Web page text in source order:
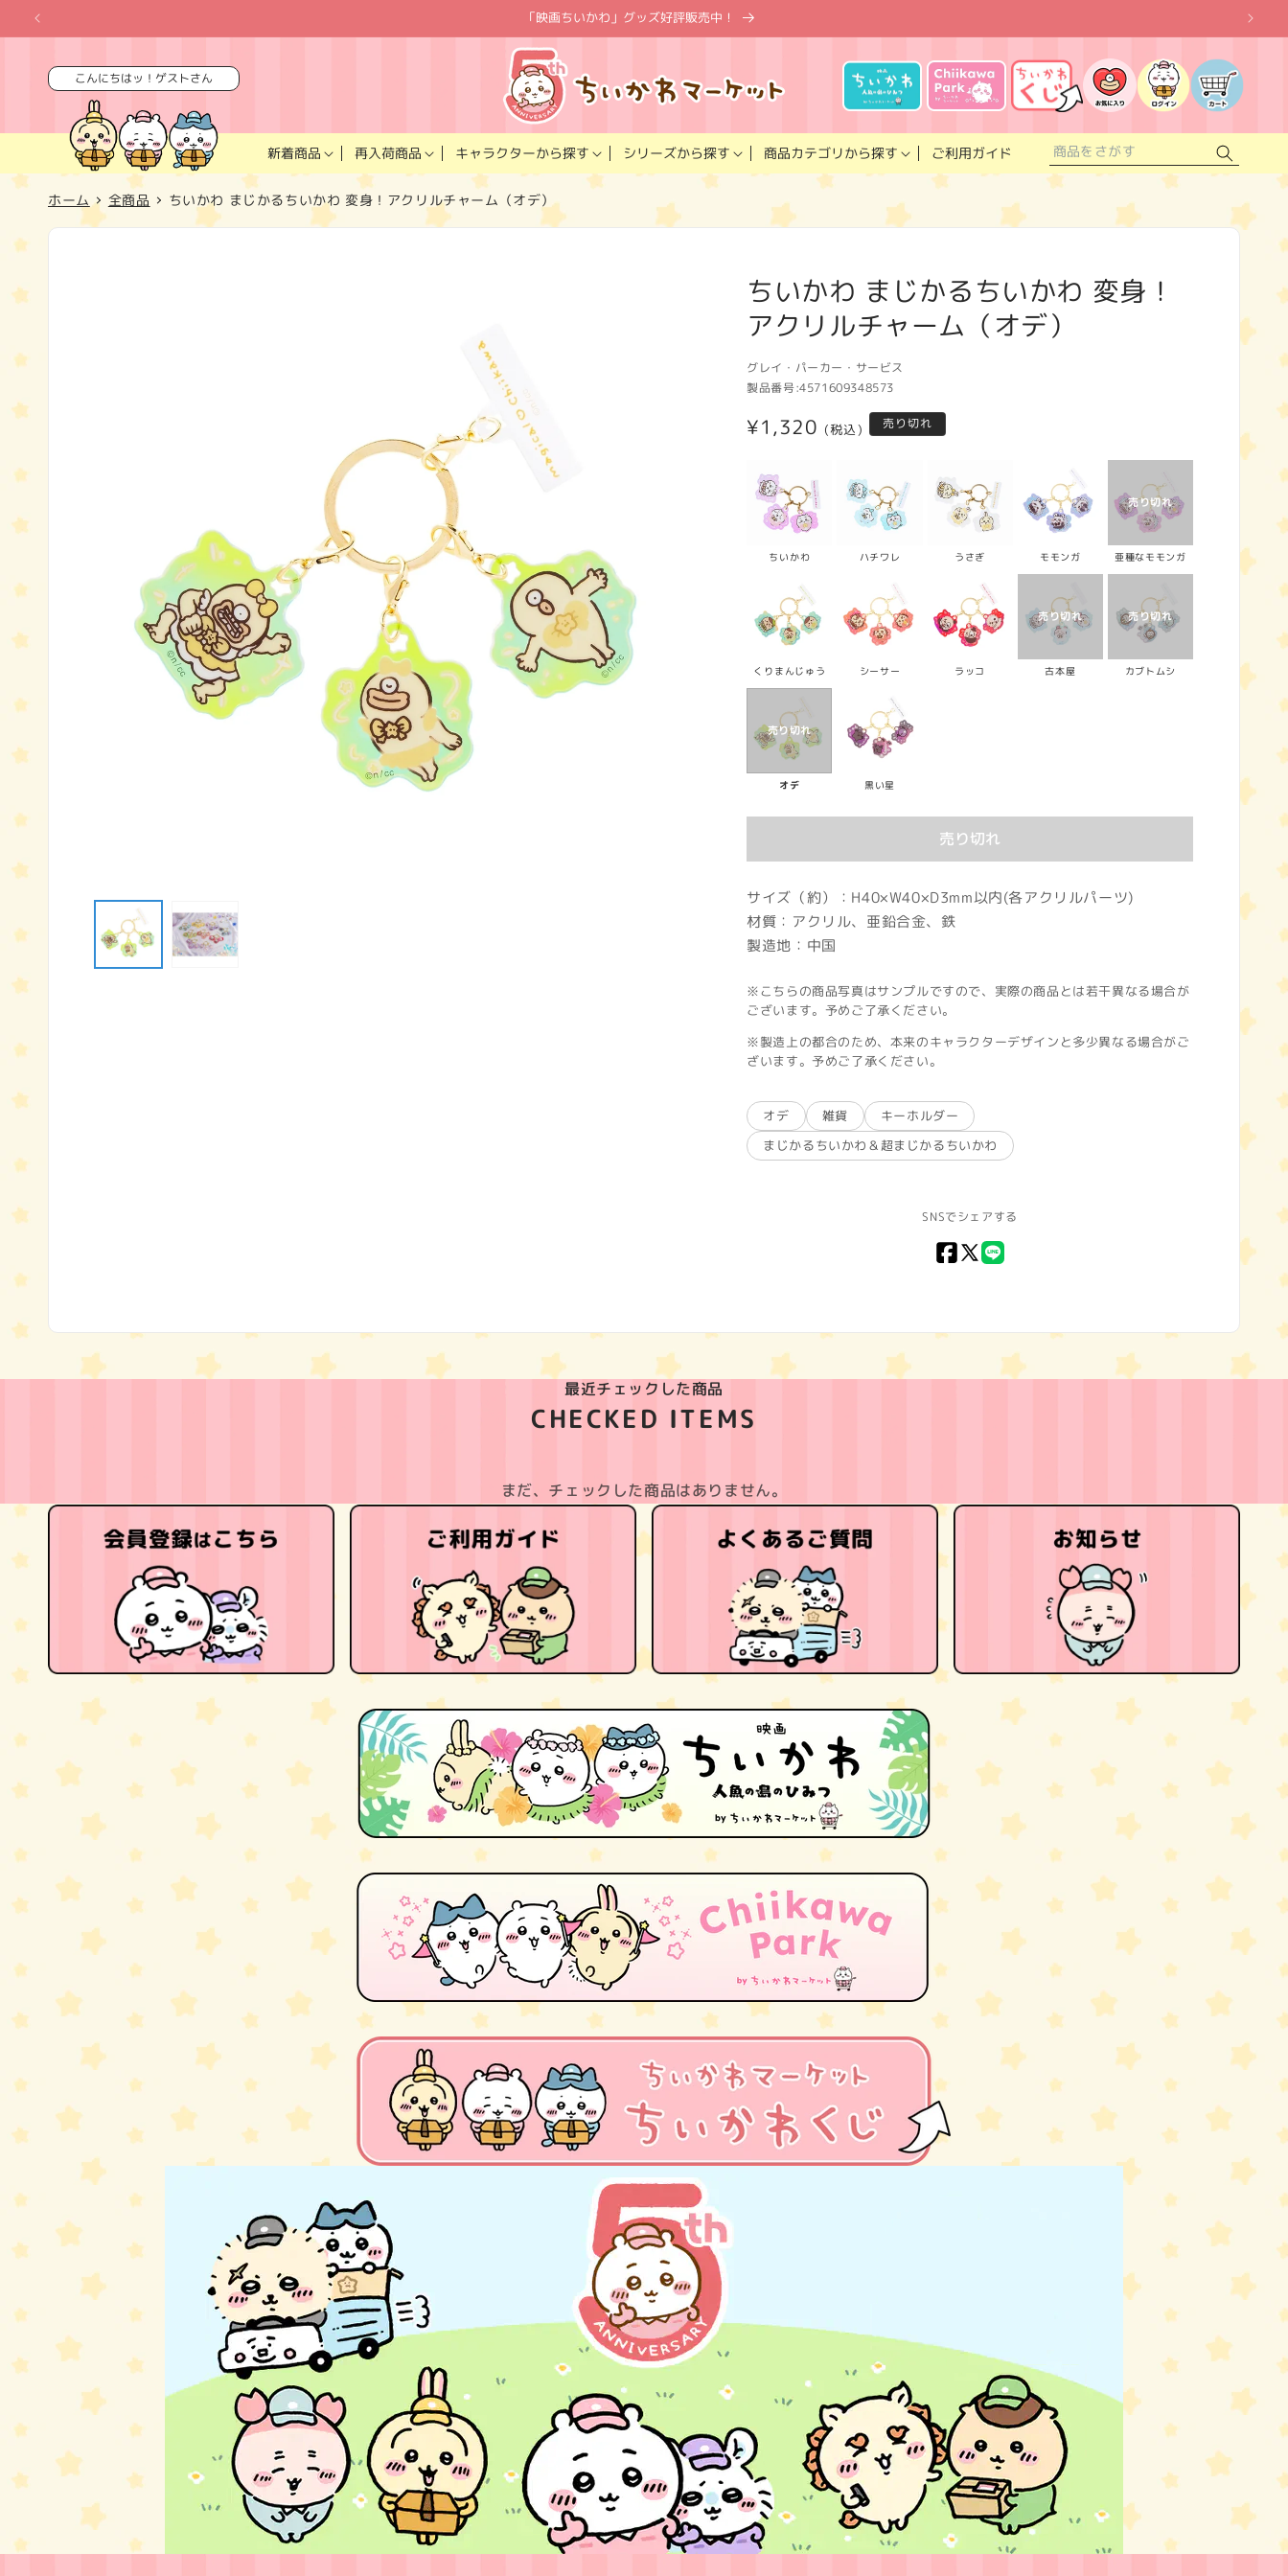
ンツに
進む
「映画ちいかわ」グッズ好評販売中！
こんにちはッ！ゲストさん
新着商品 再入荷商品 キャラクターから探す シリーズから探す 商品カテゴリから探す ご利用ガイド
入
り
ス
ト
グ
イ
カ
ー
ト
ホーム 全商品 ちいかわ まじかるちいかわ 変身！アクリルチャーム（オデ）
ー
ル
ちいかわ まじかるちいかわ 変身！
アクリルチャーム（オデ）
グレイ・パーカー・サービス
製品番号:4571609348573
通
価
格
¥1,320 (税込) 売り切れ
ちいかわ ハチワレ うさぎ モモンガ 亜種なモモンガ
くりまんじゅう シーサー ラッコ 古本屋 カブトムシ
オデ 黒い星
売り切れ
サイズ（約）：H40×W40×D3mm以内(各アクリルパーツ)
材質：アクリル、亜鉛合金、鉄
製造地：中国
※こちらの商品写真はサンプルですので、実際の商品とは若干異なる場合が
ございます。予めご了承ください。
※製造上の都合のため、本来のキャラクターデザインと多少異なる場合がご
ざいます。予めご了承ください。
オデ 雑貨
キーホルダー
まじかるちいかわ＆超まじかるちいかわ
SNSでシェアする
Facebook
X
最近チェックした商品
CHECKED ITEMS
まだ、チェックした商品はありません。